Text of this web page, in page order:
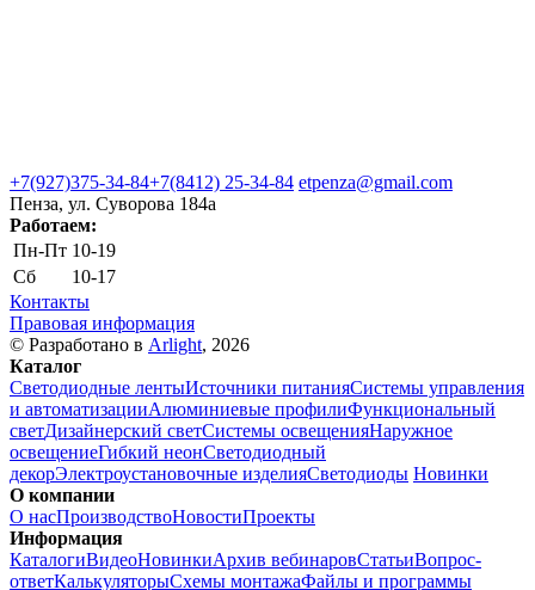
+7(927)375-34-84+7(8412) 25-34-84 etpenza@gmail.com
Пенза, ул. Cуворова 184а
Работаем:
Пн-Пт 10-19
Сб
10-17
Контакты
Правовая информация
© Разработано в Arlight, 2026
Каталог
Светодиодные лентыИсточники питанияСистемы управления
и автоматизацииАлюминиевые профилиФункциональный
светДизайнерский светСистемы освещенияНаружное
освещениеГибкий неонСветодиодный
декорЭлектроустановочные изделияСветодиоды Новинки
О компании
О насПроизводствоНовостиПроекты
Информация
КаталогиВидеоНовинкиАрхив вебинаровСтатьиВопрос-
ответКалькуляторыСхемы монтажаФайлы и программы